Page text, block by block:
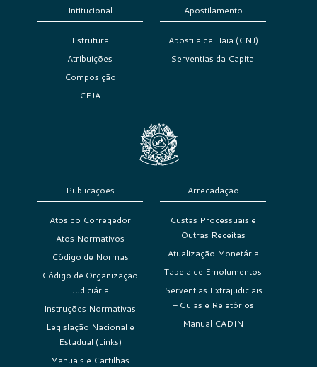
Intitucional
Estrutura
Atribuições
Composição
CEJA
Apostilamento
Apostila de Haia (CNJ)
Serventias da Capital
Publicações
Atos do Corregedor
Atos Normativos
Código de Normas
Código de Organização
Judiciária
Instruções Normativas
Legislação Nacional e
Estadual (Links)
Manuais e Cartilhas
Arrecadação
Custas Processuais e
Outras Receitas
Atualização Monetária
Tabela de Emolumentos
Serventias Extrajudiciais
– Guias e Relatórios
Manual CADIN